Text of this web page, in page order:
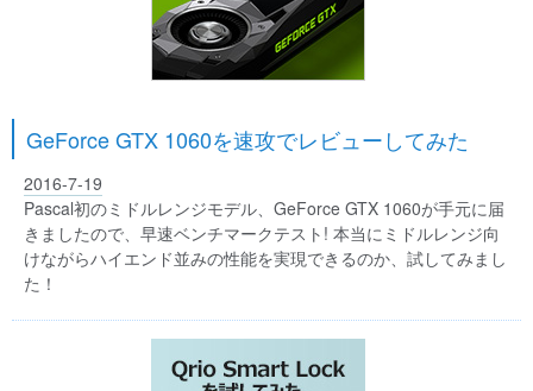
GeForce GTX 1060を速攻でレビューしてみた
2016-7-19
Pascal初のミドルレンジモデル、GeForce GTX 1060が手元に届
きましたので、早速ベンチマークテスト! 本当にミドルレンジ向
けながらハイエンド並みの性能を実現できるのか、試してみまし
た！